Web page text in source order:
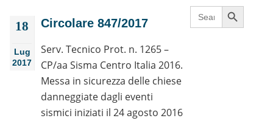
18
Lug
2017
Circolare 847/2017
Serv. Tecnico Prot. n. 1265 –
CP/aa Sisma Centro Italia 2016.
Messa in sicurezza delle chiese
danneggiate dagli eventi
sismici iniziati il 24 agosto 2016
Search
for:
Search Button